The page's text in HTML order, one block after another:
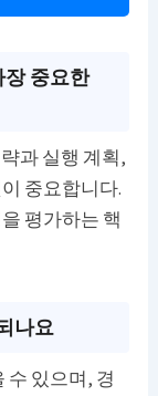
장 중요한
과 실행 계획,
중요합니다.
평가하는 핵
나요
수 있으며, 경